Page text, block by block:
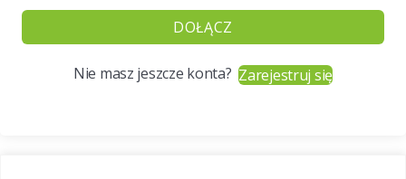
DOŁĄCZ
Nie masz jeszcze konta?Zarejestruj się